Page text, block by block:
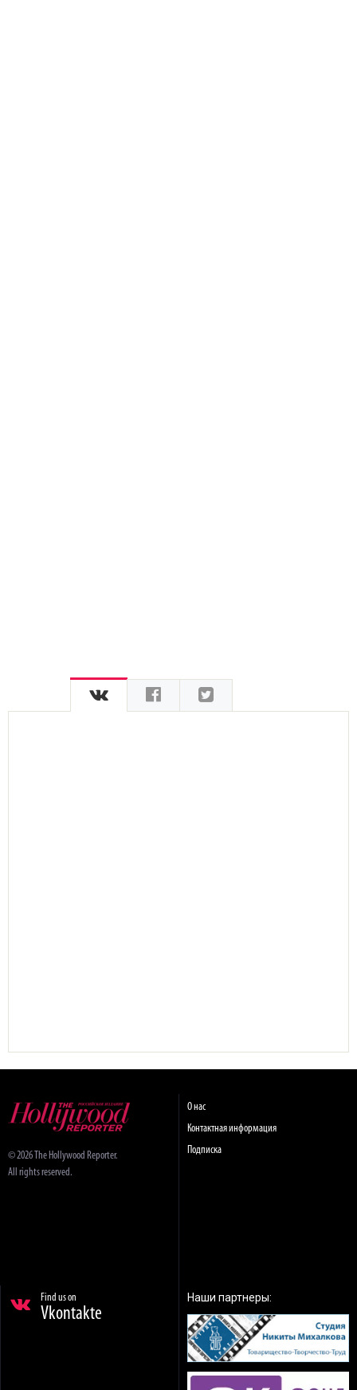
© 2026 The Hollywood Reporter.
All rights reserved.
О нас
Контактная информация
Подписка
Find us on
Vkontakte
Наши партнеры: